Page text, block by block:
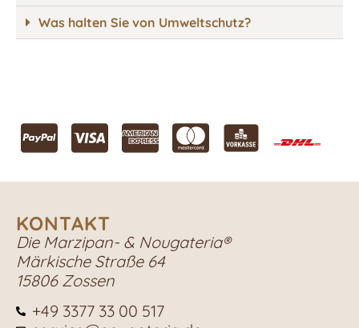
Was halten Sie von Umweltschutz?
KONTAKT
Die Marzipan- & Nougateria®
Märkische Straße 64
15806 Zossen
+49 3377 33 00 517